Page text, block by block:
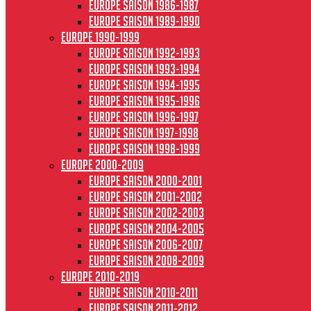
Europe saison 1986-1987
Europe saison 1989-1990
Europe 1990-1999
Europe saison 1992-1993
Europe saison 1993-1994
Europe saison 1994-1995
Europe saison 1995-1996
Europe saison 1996-1997
Europe Saison 1997-1998
Europe saison 1998-1999
Europe 2000-2009
Europe saison 2000-2001
Europe saison 2001-2002
Europe saison 2002-2003
Europe saison 2004-2005
Europe saison 2006-2007
Europe saison 2008-2009
Europe 2010-2019
Europe saison 2010-2011